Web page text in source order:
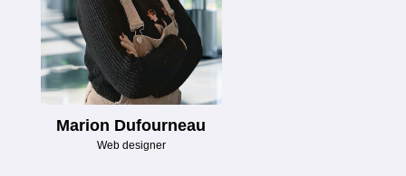
Marion Dufourneau
Web designer